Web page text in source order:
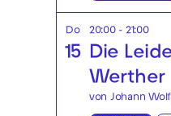
Do
15
20:00 - 21:00
Die
Werther
von Johann